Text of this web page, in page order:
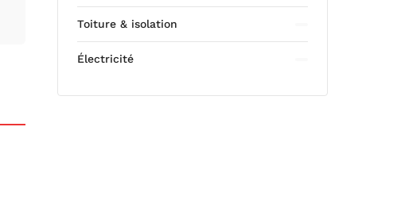
Toiture & isolation
Électricité